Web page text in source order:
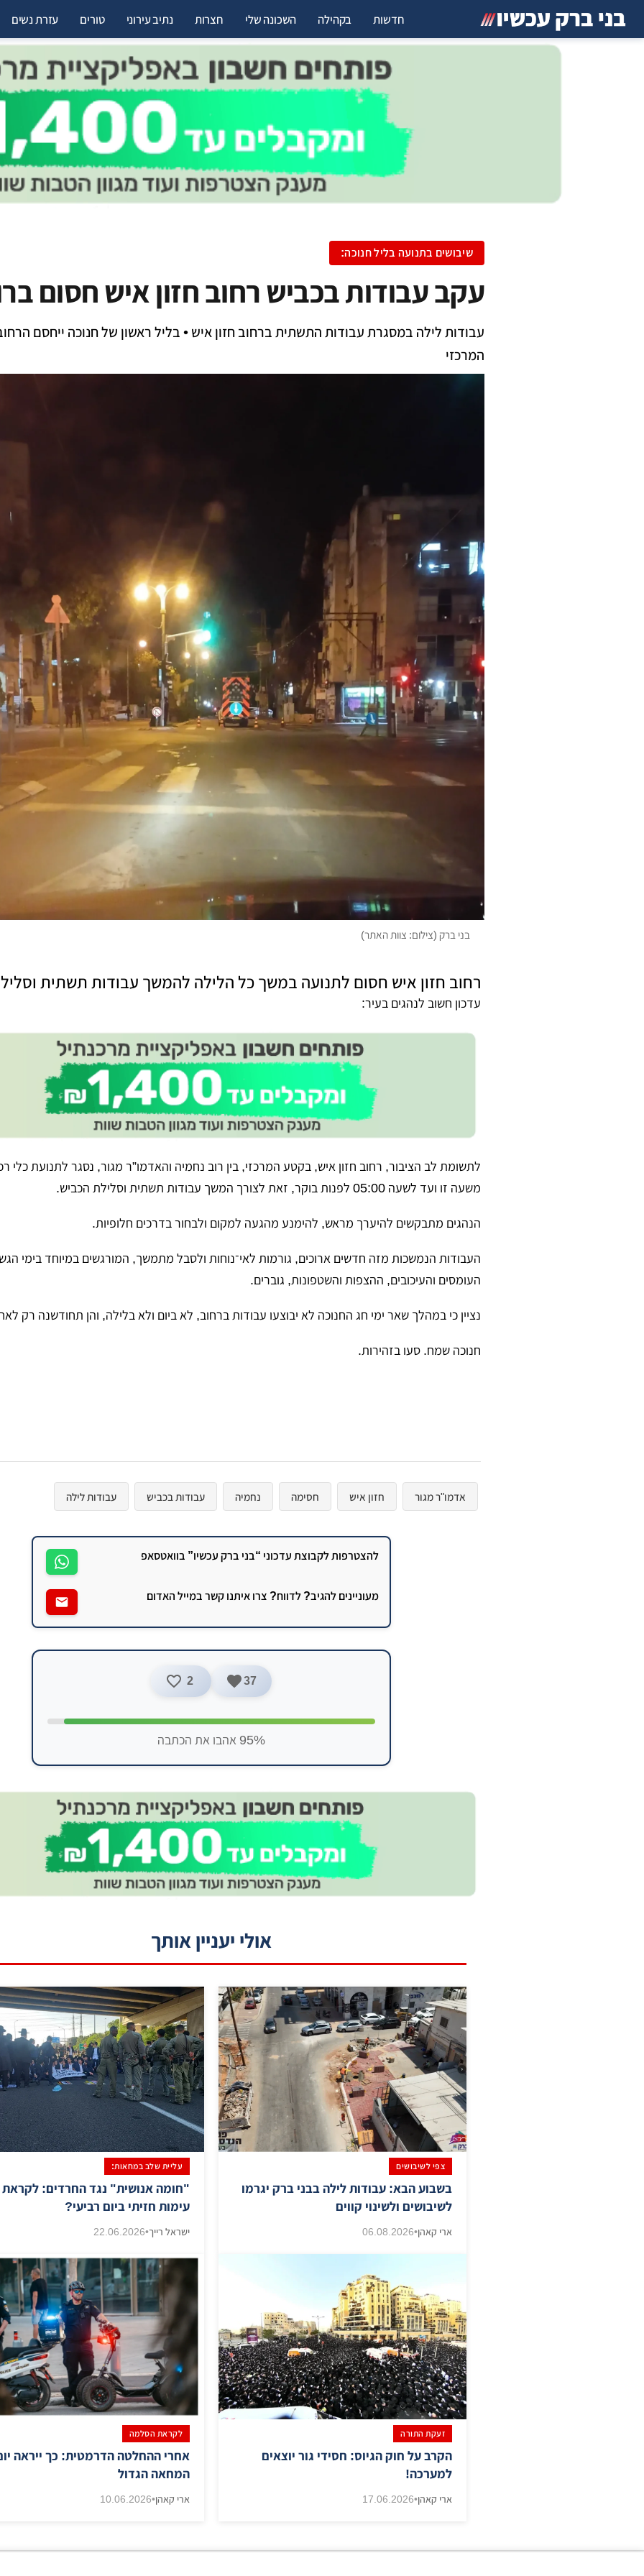
חדשות בקהילה השכונה שלי חצרות נתיב עירוני טורים עזרת נשים
שיבושים בתנועה בליל חנוכה:
עקב עבודות בכביש רחוב חזון איש חסום
עבודות לילה במסגרת עבודות התשתית ברחוב חזון איש • בליל ראשון של חנוכה ייחסם
המרכזי
בני ברק (צילום: צוות האתר)
רחוב חזון איש חסום לתנועה במשך כל הלילה להמשך עבודות תשתית
עדכון חשוב לנהגים בעיר:
לתשומת לב הציבור, רחוב חזון איש, בקטע המרכזי, בין רוב נחמיה והאדמו”ר מגור, נסגר לתנועת כלי
משעה זו ועד לשעה 05:00 לפנות בוקר, זאת לצורך המשך עבודות תשתית וסלילת הכביש.
הנהגים מתבקשים להיערך מראש, להימנע מהגעה למקום ולבחור בדרכים חלופיות.
העבודות הנמשכות מזה חדשים ארוכים, גורמות לאי־נוחות ולסבל מתמשך, המורגשים במיוחד בימי
העומסים והעיכובים, ההצפות והשטפונות, גוברים.
נציין כי במהלך שאר ימי חג החנוכה לא יבוצעו עבודות ברחוב, לא ביום ולא בלילה, והן תחודשנה רק
חנוכה שמח. סעו בזהירות.
אדמו"ר מגור חזון איש חסימה נחמיה עבודות בכביש עבודות לילה
להצטרפות לקבוצת עדכוני “בני ברק עכשיו” בוואטסאפ
מעוניינים להגיב? לדווח? צרו איתנו קשר במייל האדום
37
2
95% אהבו את הכתבה
אולי יעניין אותך
צפי לשיבושים
בשבוע הבא: עבודות לילה בבני ברק יגרמו
לשיבושים ולשינוי קווים
ארי קאהן•
06.08.2026
עליית שלב במחאות:
"חומה אנושית" נגד החרדים: לקראת
עימות חזיתי ביום רביעי?
ישראל רייך•
22.06.2026
זעקת התורה
הקרב על חוק הגיוס: חסידי גור יוצאים
למערכה!
ארי קאהן•
17.06.2026
לקראת הסלמה
אחרי ההחלטה הדרמטית: כך ייראה
המחאה הגדול
ארי קאהן•
10.06.2026